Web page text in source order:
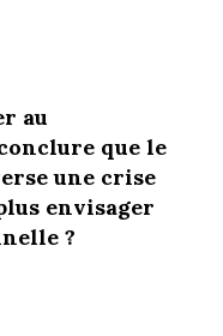
au
que le
une crise
envisager
?